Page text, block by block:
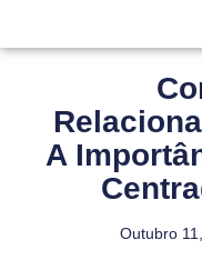
A
Outubro